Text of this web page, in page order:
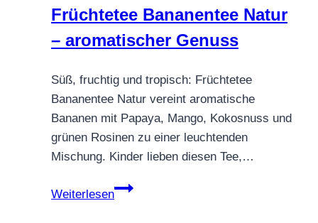
Kindertee
Früchtetee Bananentee Natur
– aromatischer Genuss
Süß, fruchtig und tropisch: Früchtetee
Bananentee Natur vereint aromatische
Bananen mit Papaya, Mango, Kokosnuss und
grünen Rosinen zu einer leuchtenden
Mischung. Kinder lieben diesen Tee,…
Weiterlesen
Früchtetee